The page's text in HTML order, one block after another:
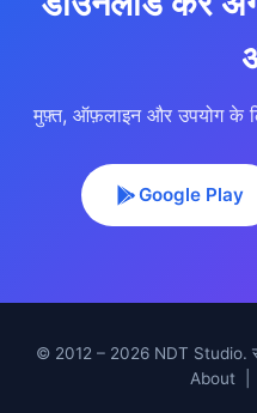
मुफ़्त, ऑफ़लाइन और उपयोग के
Google Play
© 2012 – 2026 NDT Studio.
About